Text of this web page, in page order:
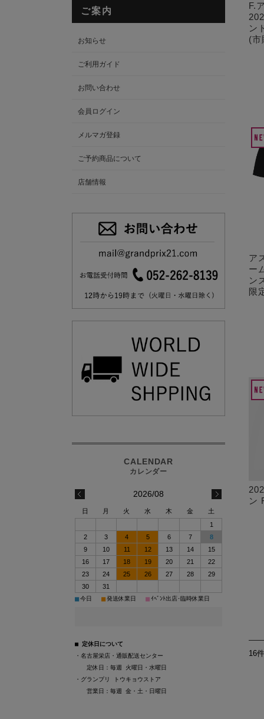
F.
ン
(市
ア
ー
ン
限
ン
16
ご案内
お知らせ
ご利用ガイド
お問い合わせ
会員ログイン
メルマガ登録
ご予約商品について
店舗情報
2026/08
日 月 火 水 木 金
土
1
2
3 4 5 6 7
8
9
10 11 12 13 14
15
16
17 18 19 20 21
22
23
24 25 26 27 28
29
30
31
■今日 ■発送休業日 ■ｲﾍﾞﾝﾄ出店･臨時休業日
■ 定休日について
・名古屋栄店・通販配送センター
定休日：毎週 火曜日・水曜日
・グランプリ トウキョウストア
営業日：毎週 金・土・日曜日